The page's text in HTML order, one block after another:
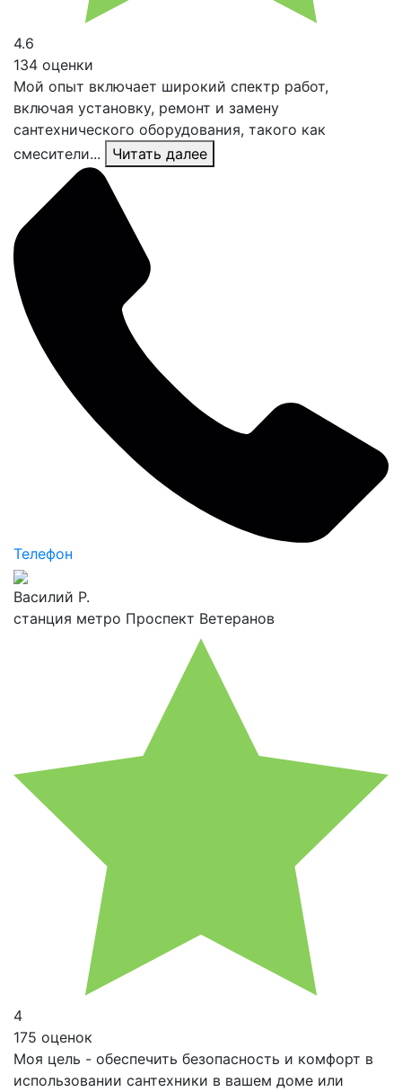
4.6
134 оценки
Мой опыт включает широкий спектр работ,
включая установку, ремонт и замену
сантехнического оборудования, такого как
смесители...
Читать далее
Телефон
Василий Р.
станция метро Проспект Ветеранов
4
175 оценок
Моя цель - обеспечить безопасность и комфорт в
использовании сантехники в вашем доме или